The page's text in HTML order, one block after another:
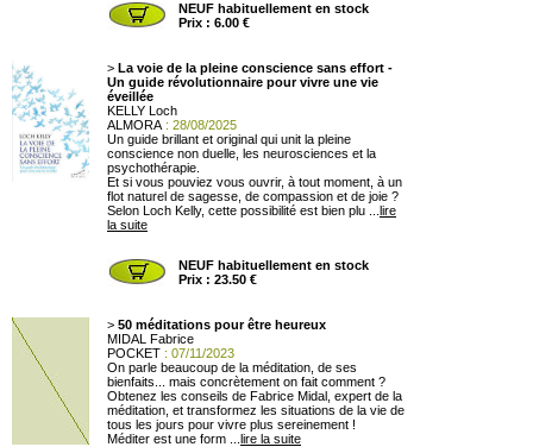
NEUF habituellement en stock
Prix : 6.00 €
> La voie de la pleine conscience sans effort -
Un guide révolutionnaire pour vivre une vie
éveillée
KELLY Loch
ALMORA : 28/08/2025
Un guide brillant et original qui unit la pleine
conscience non duelle, les neurosciences et la
psychothérapie.
Et si vous pouviez vous ouvrir, à tout moment, à un
flot naturel de sagesse, de compassion et de joie ?
Selon Loch Kelly, cette possibilité est bien plu ... lire
la suite
NEUF habituellement en stock
Prix : 23.50 €
> 50 méditations pour être heureux
MIDAL Fabrice
POCKET : 07/11/2023
On parle beaucoup de la méditation, de ses
bienfaits... mais concrètement on fait comment ?
Obtenez les conseils de Fabrice Midal, expert de la
méditation, et transformez les situations de la vie de
tous les jours pour vivre plus sereinement !
Méditer est une form ... lire la suite